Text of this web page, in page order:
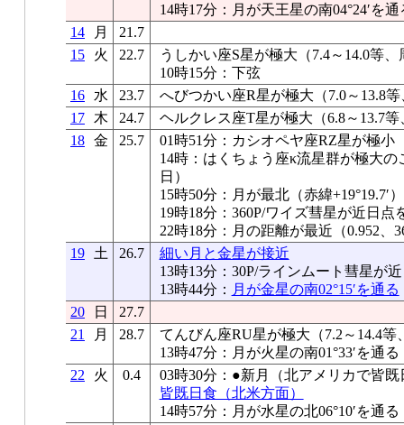
14時17分：月が天王星の南04°24′を通
14
月
21.7
15
火 22.7
うしかい座S星が極大（7.4～14.0等、
10時15分：下弦
16
水 23.7
へびつかい座R星が極大（7.0～13.8
17
木 24.7
ヘルクレス座T星が極大（6.8～13.7等
18 金 25.7
01時51分：カシオペヤ座RZ星が極小
14時：はくちょう座κ流星群が極大の
日）
15時50分：月が最北（赤緯+19°19.7′）
19時18分：360P/ワイズ彗星が近日点
22時18分：月の距離が最近（0.952、
19
土 26.7
細い月と金星が接近
13時13分：30P/ラインムート彗星が
13時44分： 月が金星の南02°15′を通る
20
日
27.7
21
月 28.7
てんびん座RU星が極大（7.2～14.4等
13時47分：月が火星の南01°33′を通る
22
火 0.4
03時30分：●新月（北アメリカで皆既
皆既日食（北米方面）
14時57分：月が水星の北06°10′を通る